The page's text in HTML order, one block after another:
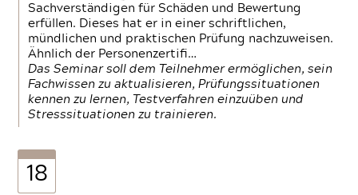
Sachverständigen für Schäden und Bewertung
erfüllen. Dieses hat er in einer schriftlichen,
mündlichen und praktischen Prüfung nachzuweisen.
Ähnlich der Personenzertifi…
Das Seminar soll dem Teilnehmer ermöglichen, sein
Fachwissen zu aktualisieren, Prüfungssituationen
kennen zu lernen, Testverfahren einzuüben und
Stresssituationen zu trainieren.
18